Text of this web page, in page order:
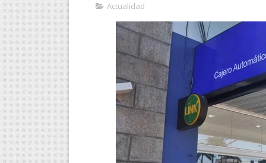
Actualidad